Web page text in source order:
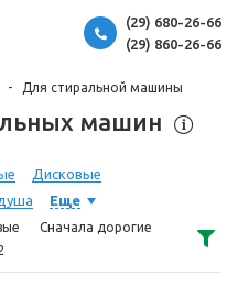
(29) 680-26-66
(29) 860-26-66
Для стиральной машины
машин
Дисковые
Еще
Сначала дорогие